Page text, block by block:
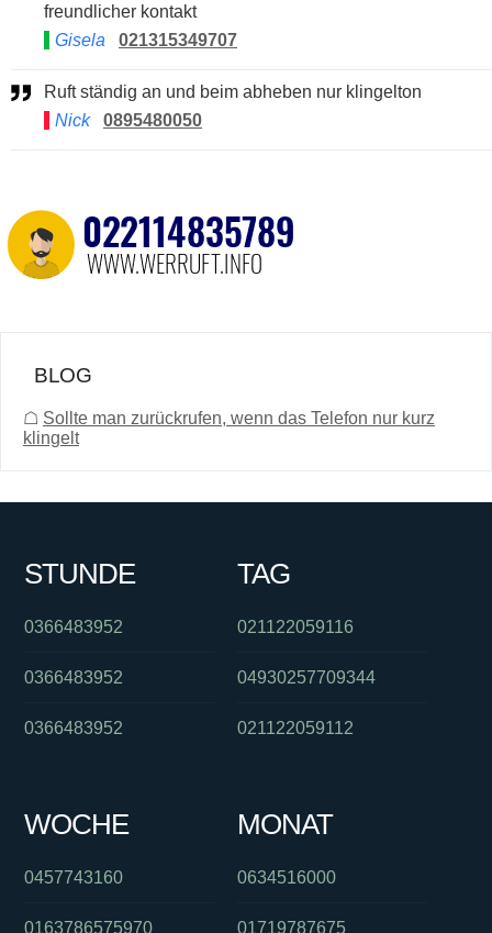
freundlicher kontakt
Gisela
021315349707
Ruft ständig an und beim abheben nur klingelton
Nick
0895480050
BLOG
☖ Sollte man zurückrufen, wenn das Telefon nur kurz
klingelt
STUNDE
0366483952
0366483952
0366483952
TAG
021122059116
04930257709344
021122059112
WOCHE
0457743160
0163786575970
MONAT
0634516000
01719787675